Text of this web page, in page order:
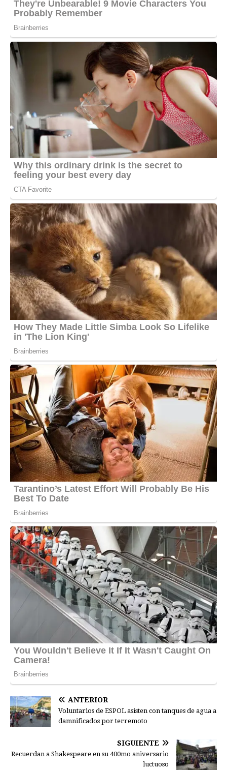
ANTERIOR
Voluntarios de ESPOL asisten con tanques de agua a
damnificados por terremoto
SIGUIENTE
Recuerdan a Shakespeare en su 400mo aniversario
luctuoso